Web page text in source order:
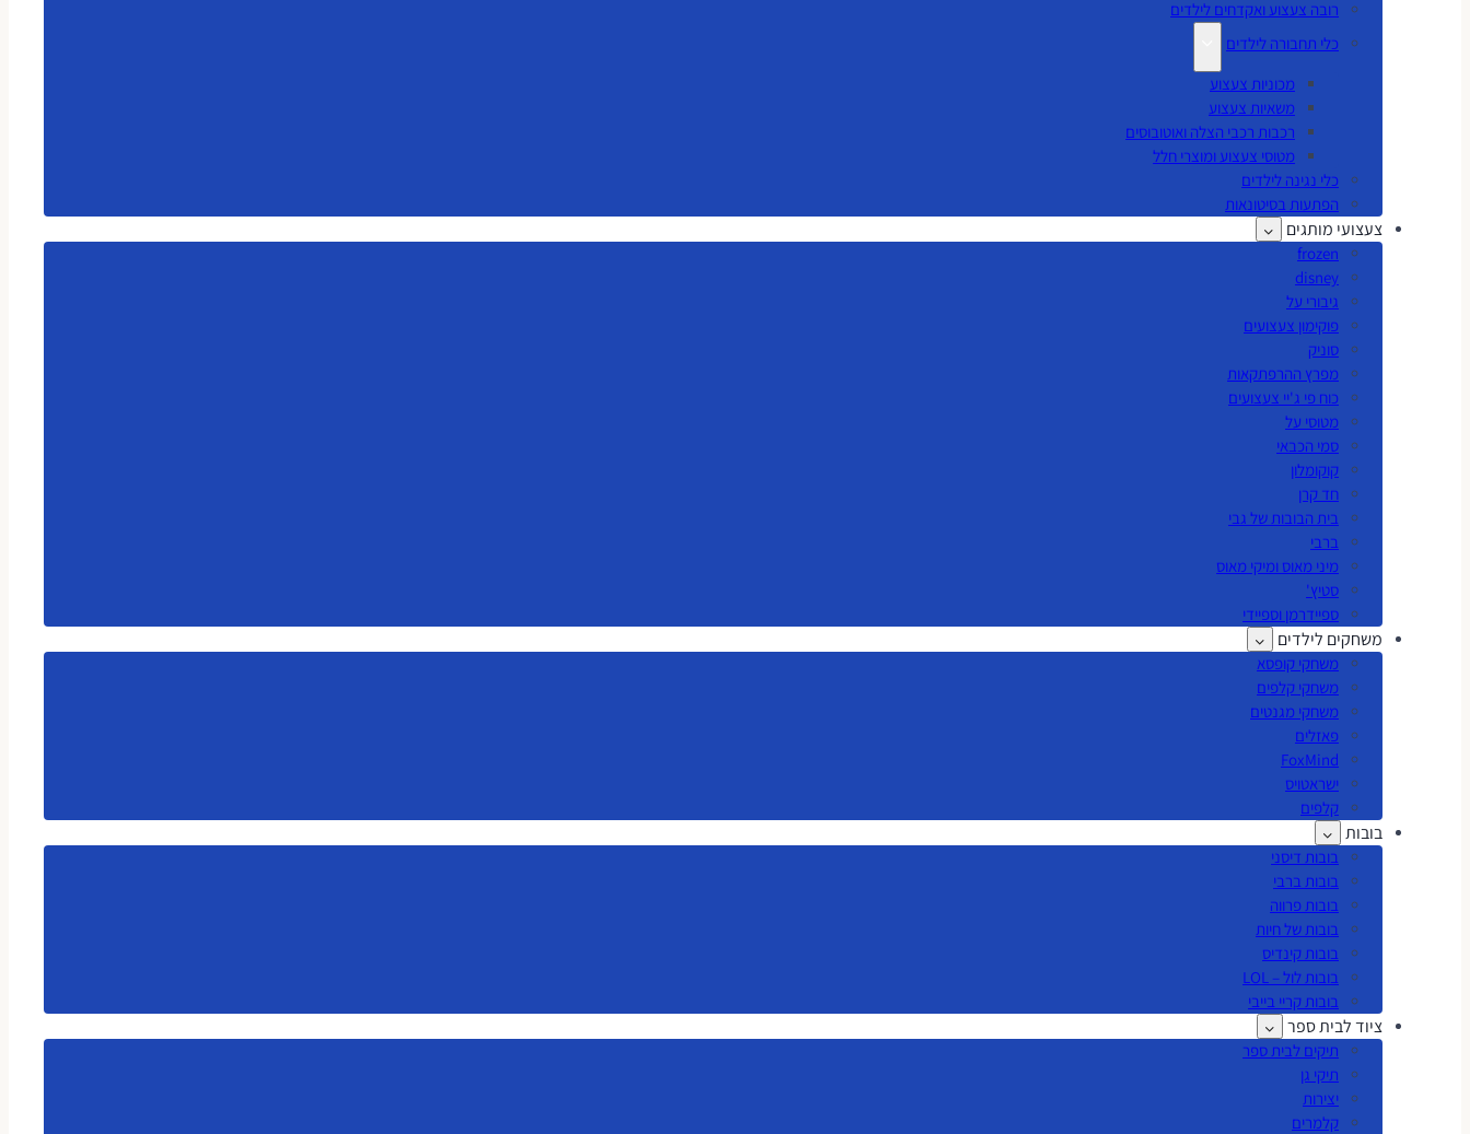
רובה צעצוע ואקדחים לילדים
כלי תחבורה לילדים
מכוניות צעצוע
משאיות צעצוע
רכבות רכבי הצלה ואוטובוסים
מטוסי צעצוע ומוצרי חלל
כלי נגינה לילדים
הפתעות בסיטונאות
צעצועי מותגים
frozen
disney
גיבורי על
פוקימון צעצועים
סוניק
מפרץ ההרפתקאות
כוח פי ג'יי צעצועים
מטוסי על
סמי הכבאי
קוקומלון
חד קרן
בית הבובות של גבי
ברבי
מיני מאוס ומיקי מאוס
סטיץ'
ספיידרמן וספיידי
משחקים לילדים
משחקי קופסא
משחקי קלפים
משחקי מגנטים
פאזלים
FoxMind
ישראטויס
קלפים
בובות
בובות דיסני
בובות ברבי
בובות פרווה
בובות של חיות
בובות קינדיס
בובות לול – LOL
בובות קריי בייבי
ציוד לבית ספר
תיקים לבית ספר
תיקי גן
יצירות
קלמרים